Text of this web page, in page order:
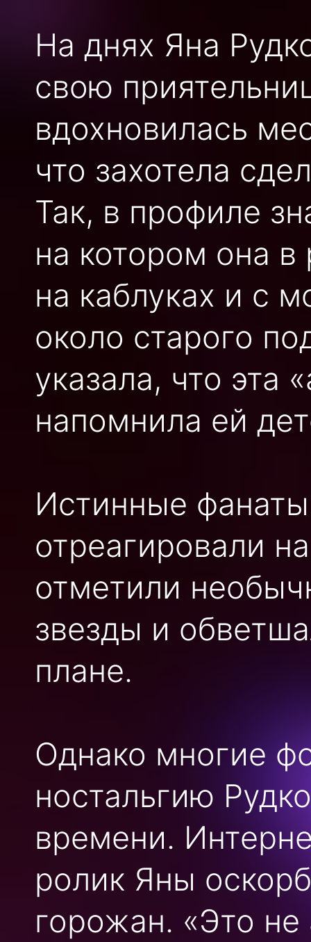
На днях Яна
свою
вдохновилась
что захотела
Так, в профиле
на котором она
на каблуках и с
около старого
указала, что эта
напомнила ей
Истинные
отреагировали
отметили
звезды и
плане.
Однако многие
ностальгию
времени.
ролик Яны
горожан. «Это